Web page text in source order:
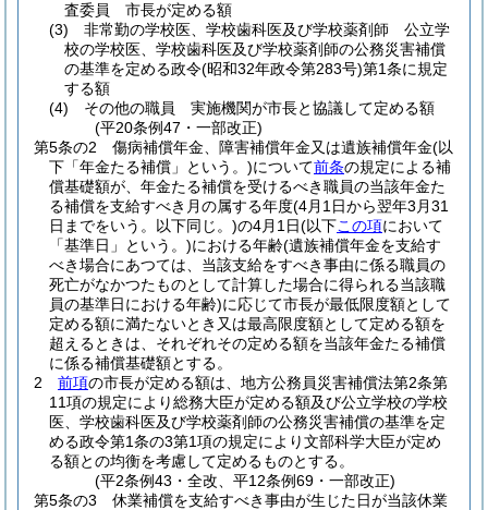
査委員 市長が定める額
(3)
非常勤の学校医、学校歯科医及び学校薬剤師 公立学
校の学校医、学校歯科医及び学校薬剤師の公務災害補償
の基準を定める政令(昭和32年政令第283号)第1条に規定
する額
(4)
その他の職員 実施機関が市長と協議して定める額
(平20条例47・一部改正)
第5条の2
傷病補償年金、障害補償年金又は遺族補償年金(以
下「年金たる補償」という。)について前条の規定による補
償基礎額が、年金たる補償を受けるべき職員の当該年金た
る補償を支給すべき月の属する年度(4月1日から翌年3月31
日までをいう。以下同じ。)の4月1日(以下この項において
「基準日」という。)における年齢(遺族補償年金を支給す
べき場合にあつては、当該支給をすべき事由に係る職員の
死亡がなかつたものとして計算した場合に得られる当該職
員の基準日における年齢)に応じて市長が最低限度額として
定める額に満たないとき又は最高限度額として定める額を
超えるときは、それぞれその定める額を当該年金たる補償
に係る補償基礎額とする。
2
前項の市長が定める額は、地方公務員災害補償法第2条第
11項の規定により総務大臣が定める額及び公立学校の学校
医、学校歯科医及び学校薬剤師の公務災害補償の基準を定
める政令第1条の3第1項の規定により文部科学大臣が定め
る額との均衡を考慮して定めるものとする。
(平2条例43・全改、平12条例69・一部改正)
第5条の3
休業補償を支給すべき事由が生じた日が当該休業